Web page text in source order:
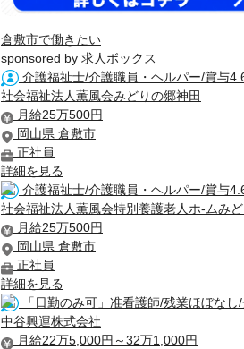
倉敷市で働きたい
sponsored by 求人ボックス
介護福祉士/介護職員・ヘルパー/賞与
社会福祉法人薫風会みどりの郷神田
月給25万500円
岡山県 倉敷市
正社員
詳細を見る
介護福祉士/介護職員・ヘルパー/賞与
社会福祉法人薫風会特別養護老人ホ-ムみ
月給25万500円
岡山県 倉敷市
正社員
詳細を見る
「日勤のみ可」准看護師/残業ほぼな
中谷興運株式会社
月給22万5,000円～32万1,000円